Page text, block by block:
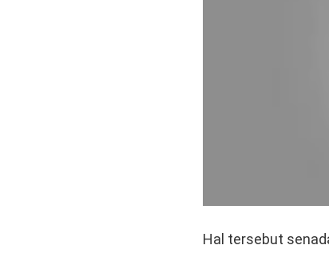
Hal tersebut